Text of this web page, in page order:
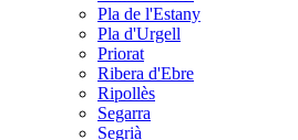
Pla de l'Estany
Pla d'Urgell
Priorat
Ribera d'Ebre
Ripollès
Segarra
Segrià